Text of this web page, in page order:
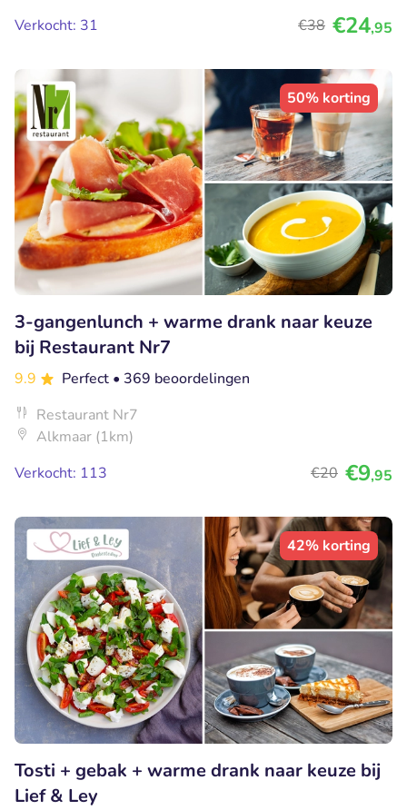
Verkocht: 31
€38 €24,95
50% korting
3-gangenlunch + warme drank naar keuze
bij Restaurant Nr7
9.9 Perfect • 369 beoordelingen
Restaurant Nr7
Alkmaar (1km)
Verkocht: 113
€20 €9,95
42% korting
Tosti + gebak + warme drank naar keuze bij
Lief & Ley